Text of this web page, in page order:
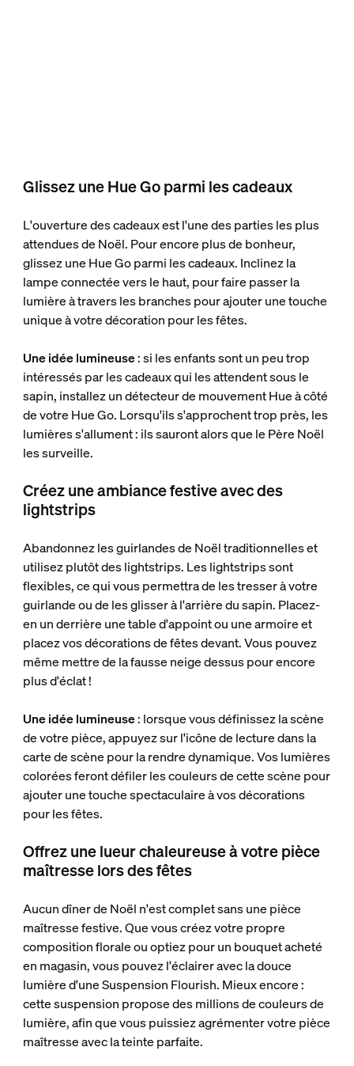
Glissez une Hue Go parmi les cadeaux
L'ouverture des cadeaux est l'une des parties les plus
attendues de Noël. Pour encore plus de bonheur,
glissez une Hue Go parmi les cadeaux. Inclinez la
lampe connectée vers le haut, pour faire passer la
lumière à travers les branches pour ajouter une touche
unique à votre décoration pour les fêtes.
Une idée lumineuse: si les enfants sont un peu trop
intéressés par les cadeaux qui les attendent sous le
sapin, installez un détecteur de mouvement Hue à côté
de votre Hue Go. Lorsqu'ils s'approchent trop près, les
lumières s'allument : ils sauront alors que le Père Noël
les surveille.
Créez une ambiance festive avec des
lightstrips
Abandonnez les guirlandes de Noël traditionnelles et
utilisez plutôt des lightstrips. Les lightstrips sont
flexibles, ce qui vous permettra de les tresser à votre
guirlande ou de les glisser à l'arrière du sapin. Placez-
en un derrière une table d'appoint ou une armoire et
placez vos décorations de fêtes devant. Vous pouvez
même mettre de la fausse neige dessus pour encore
plus d'éclat !
Une idée lumineuse: lorsque vous définissez la scène
de votre pièce, appuyez sur l'icône de lecture dans la
carte de scène pour la rendre dynamique. Vos lumières
colorées feront défiler les couleurs de cette scène pour
ajouter une touche spectaculaire à vos décorations
pour les fêtes.
Offrez une lueur chaleureuse à votre pièce
maîtresse lors des fêtes
Aucun dîner de Noël n'est complet sans une pièce
maîtresse festive. Que vous créez votre propre
composition florale ou optiez pour un bouquet acheté
en magasin, vous pouvez l'éclairer avec la douce
lumière d'une Suspension Flourish. Mieux encore :
cette suspension propose des millions de couleurs de
lumière, afin que vous puissiez agrémenter votre pièce
maîtresse avec la teinte parfaite.